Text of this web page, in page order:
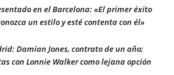
en el Barcelona: «El primer éxito
un estilo y esté contenta con él»
Damian Jones, contrato de un año;
con Lonnie Walker como lejana opción